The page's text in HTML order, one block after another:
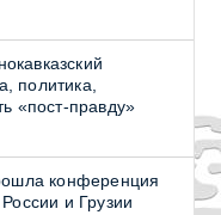
политика,
«пост-правду»
конференция
и Грузии